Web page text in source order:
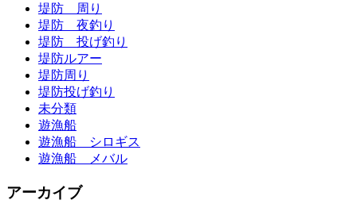
堤防 周り
堤防 夜釣り
堤防 投げ釣り
堤防ルアー
堤防周り
堤防投げ釣り
未分類
遊漁船
遊漁船 シロギス
遊漁船 メバル
アーカイブ